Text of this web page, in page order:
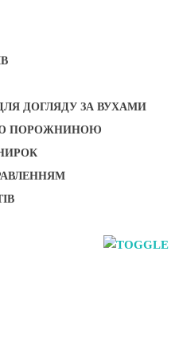
ДОГЛЯДУ ЗА ВУХАМИ
ПОРОЖНИНОЮ